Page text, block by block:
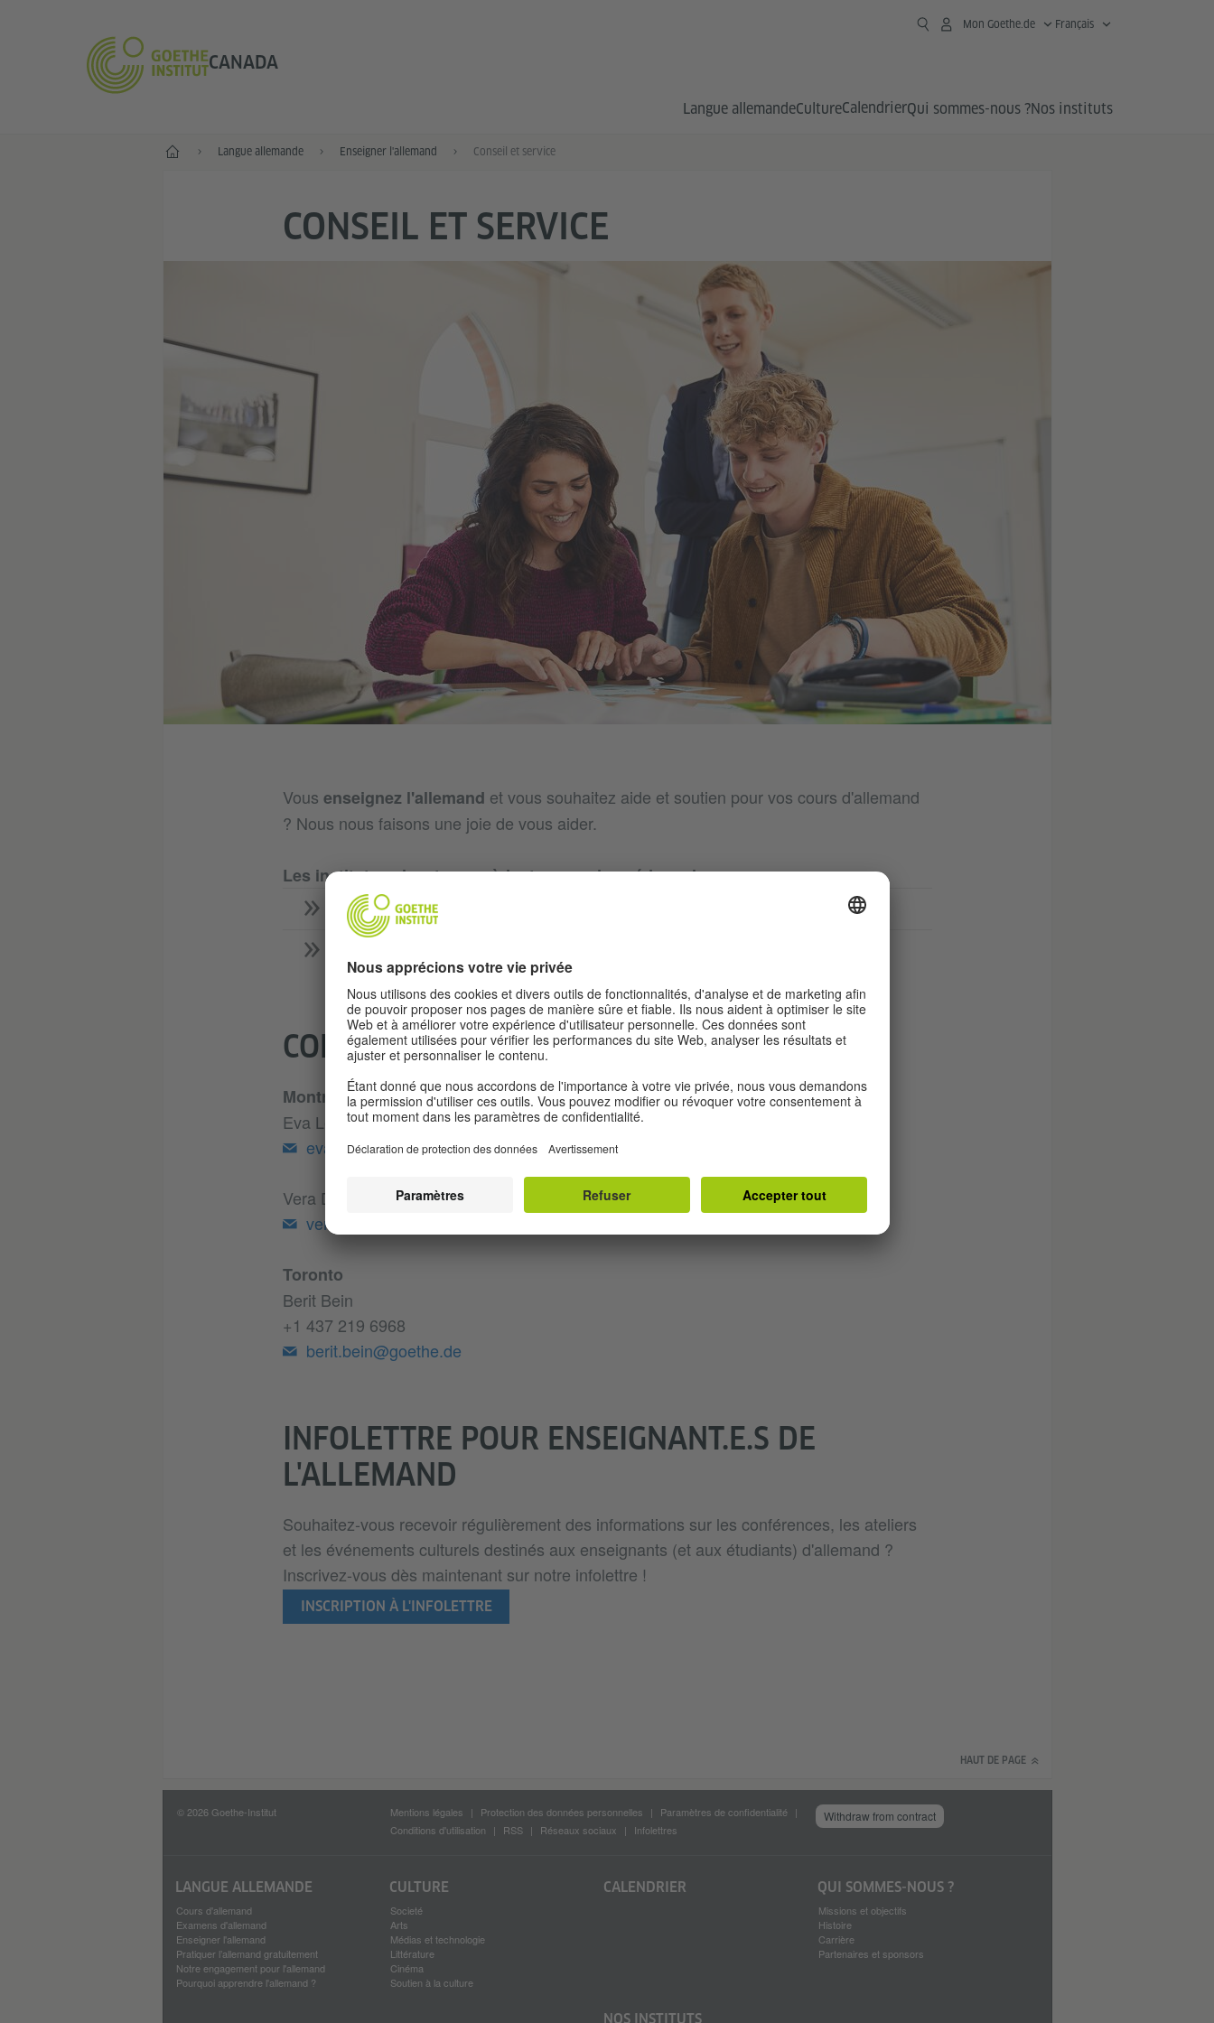
CANADA
Mon Goethe.de Français
Langue allemandeCultureCalendrierQui sommes-nous ?Nos instituts
Accueil Langue allemande Enseigner l'allemand Conseil et service
CONSEIL ET SERVICE
Vous enseignez l'allemand et vous souhaitez aide et soutien pour vos cours d'allemand
? Nous nous faisons une joie de vous aider.
Les instituts suivants possèdent un service pédagogique :
Montréal
CONTACT
Montréal
Eva Ledwig
eva.ledwig@goethe.de
Vera Degtyarenko
vera.degtyarenko@goethe.de
Toronto
Berit Bein
+1 437 219 6968
berit.bein@goethe.de
INFOLETTRE POUR ENSEIGNANT.E.S DE
L'ALLEMAND
Souhaitez-vous recevoir régulièrement des informations sur les conférences, les ateliers
et les événements culturels destinés aux enseignants (et aux étudiants) d'allemand ?
Inscrivez-vous dès maintenant sur notre infolettre !
INSCRIPTION À L'INFOLETTRE
HAUT DE PAGE
© 2026 Goethe-Institut Mentions légales Protection des données personnelles
Paramètres de confidentialité
Conditions d'utilisation
RSS Réseaux sociaux Infolettres
Withdraw from contract
LANGUE ALLEMANDE
Cours d'allemand
Examens d'allemand
Enseigner l'allemand
Pratiquer l’allemand gratuitement
Notre engagement pour l'allemand
Pourquoi apprendre l'allemand ?
CULTURE
Societé
Arts
Médias et technologie
Littérature
Cinéma
Soutien à la culture
CALENDRIER QUI SOMMES-NOUS ?
Missions et objectifs
Histoire
Carrière
Partenaires et sponsors
NOS INSTITUTS